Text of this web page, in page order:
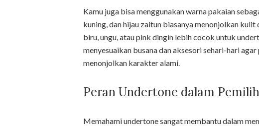
Kamu juga bisa menggunakan warna pakaian
kuning, dan hijau zaitun biasanya menonjolkan
biru, ungu, atau pink dingin lebih cocok untuk
menyesuaikan busana dan aksesori sehari-hari
menonjolkan karakter alami.
Peran Undertone dalam
Memahami undertone sangat membantu dalam